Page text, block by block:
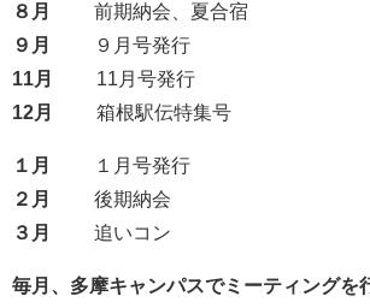
８月
前期納会、夏合宿
９月
９月号発行
11月
11月号発行
12月 箱根駅伝特集号
１月
１月号発行
２月
後期納会
３月
追いコン
毎月、多摩キャンパスでミーティングを